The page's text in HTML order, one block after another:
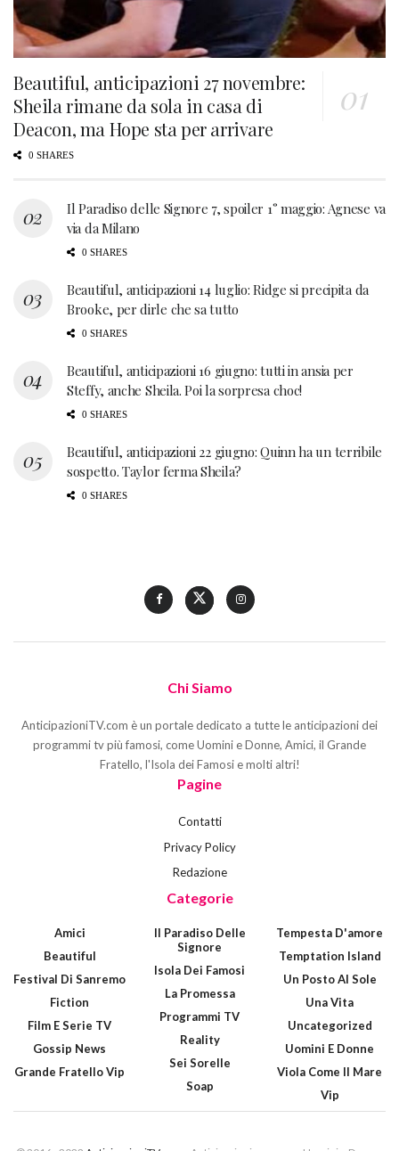
Beautiful, anticipazioni 27 novembre:
Sheila rimane da sola in casa di
Deacon, ma Hope sta per arrivare
0 SHARES
Il Paradiso delle Signore 7, spoiler 1° maggio: Agnese va
via da Milano
0 SHARES
Beautiful, anticipazioni 14 luglio: Ridge si precipita da
Brooke, per dirle che sa tutto
0 SHARES
Beautiful, anticipazioni 16 giugno: tutti in ansia per
Steffy, anche Sheila. Poi la sorpresa choc!
0 SHARES
Beautiful, anticipazioni 22 giugno: Quinn ha un terribile
sospetto. Taylor ferma Sheila?
0 SHARES
Chi Siamo
AnticipazioniTV.com è un portale dedicato a tutte le anticipazioni dei
programmi tv più famosi, come Uomini e Donne, Amici, il Grande
Fratello, l'Isola dei Famosi e molti altri!
Pagine
Contatti
Privacy Policy
Redazione
Categorie
Amici
Beautiful
Festival Di Sanremo
Fiction
Film E Serie TV
Gossip News
Grande Fratello Vip
Il Paradiso Delle
Signore
Isola Dei Famosi
La Promessa
Programmi TV
Reality
Sei Sorelle
Soap
Tempesta D'amore
Temptation Island
Un Posto Al Sole
Una Vita
Uncategorized
Uomini E Donne
Viola Come Il Mare
Vip